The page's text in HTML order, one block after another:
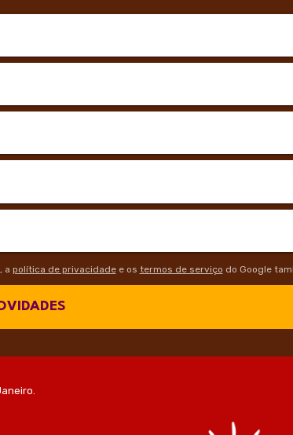
a política de privacidadee os termos de serviço do Google